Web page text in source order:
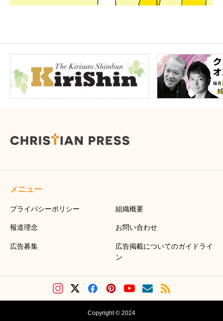
メニュー
プライバシーポリシー 組織概要
報道理念 お問い合わせ
広告募集
広告掲載についてのガイドライ
ン
Copyright © 2024